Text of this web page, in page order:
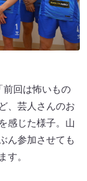
前回は怖いもの
、芸人さんのお
感じた様子。山
ん参加させても
す。